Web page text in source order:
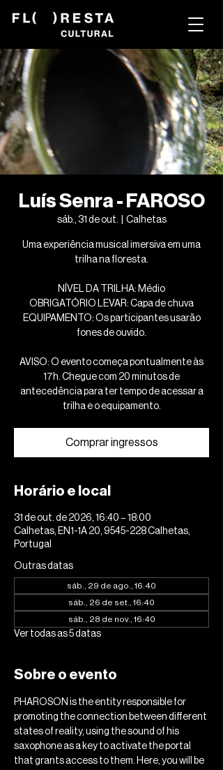
Luís Senra - FAROSO
sáb., 31 de out. Calhetas
Uma experiência musical imersiva em uma
trilha na floresta.
NÍVEL DA TRILHA: Médio
OBRIGATÓRIO LEVAR: Capa de chuva
EQUIPAMENTO: Os participantes usarão
fones de ouvido.
AVISO: O evento começa pontualmente às
17h. Chegue com 20 minutos de
antecedência para ter tempo de acessar a
trilha e o equipamento.
Comprar ingressos
Horário e local
31 de out. de 2026, 16:40 – 18:00
Calhetas, EN1-1A 20, 9545-228 Calhetas,
Portugal
Outras datas
sáb., 29 de ago., 16:40
sáb., 26 de set., 16:40
sáb., 28 de nov., 16:40
Ver todas as 5 datas
Sobre o evento
PHAROSON is the entity responsible for
promoting the connection between different
states of reality, using the sound of his
saxophone as a key to activate the portal
that grants access to them. Here, you will be